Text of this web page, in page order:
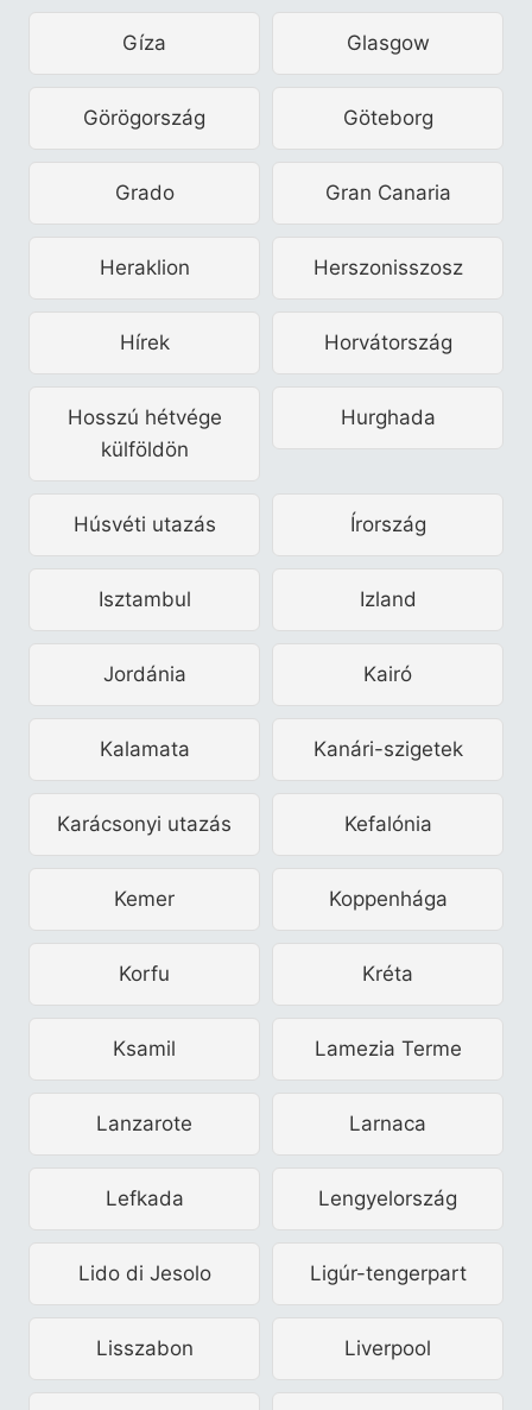
Gíza Glasgow
Görögország Göteborg
Grado Gran Canaria
Heraklion Herszonisszosz
Hírek Horvátország
Hosszú hétvége
külföldön
Hurghada
Húsvéti utazás Írország
Isztambul Izland
Jordánia Kairó
Kalamata Kanári-szigetek
Karácsonyi utazás Kefalónia
Kemer Koppenhága
Korfu Kréta
Ksamil Lamezia Terme
Lanzarote Larnaca
Lefkada Lengyelország
Lido di Jesolo Ligúr-tengerpart
Lisszabon Liverpool